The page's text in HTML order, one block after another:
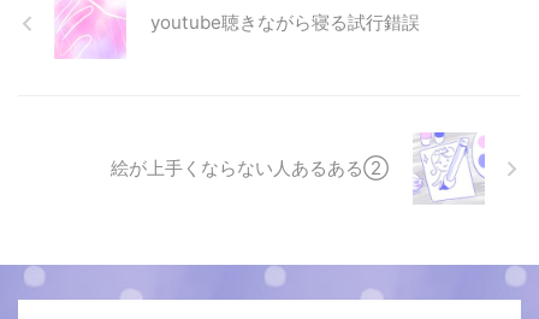
youtube聴きながら寝る試行錯誤
絵が上手くならない人あるある②